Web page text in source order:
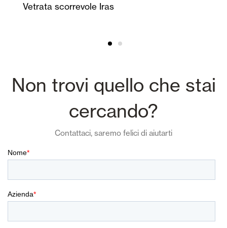
Vetrata scorrevole Iras
Non trovi quello che stai
cercando?
Contattaci, saremo felici di aiutarti